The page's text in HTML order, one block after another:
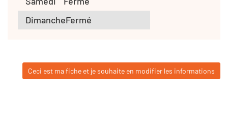
DimancheFermé
Ceci est ma fiche et je souhaite en modifier les informations